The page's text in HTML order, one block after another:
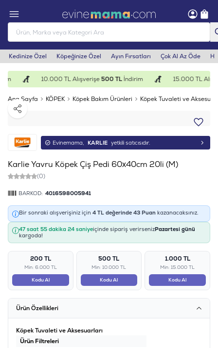
Kedinize Özel Köpeğinize Özel Ayın Fırsatları Çok Al Az Öde
10.000 TL Alışverişe500 TLİndirim 15.000 TL
Ana Sayfa KÖPEK Köpek Bakım Ürünleri
Köpek Tuvaleti ve
Paylaş
Evinemama, KARLIE yetkili satıcısıdır.
Karlie Yavru Köpek Çiş Pedi 60x40cm 20li (M)
(0)
BARKOD: 4016598005941
Bir sonraki alışverişiniz için 4 TL değerinde 43 Puan kazanacaksınız.
47 saat 55 dakika 23 saniyeiçinde sipariş verirsenizPazartesi günü
kargoda!
200 TL
Min: 6.000 TL
Kodu Al
500 TL
Min: 10.000 TL
Kodu Al
1.000 TL
Min: 15.000 TL
Kodu Al
Ürün Özellikleri
Köpek Tuvaleti ve Aksesuarları
Ürün Filtreleri